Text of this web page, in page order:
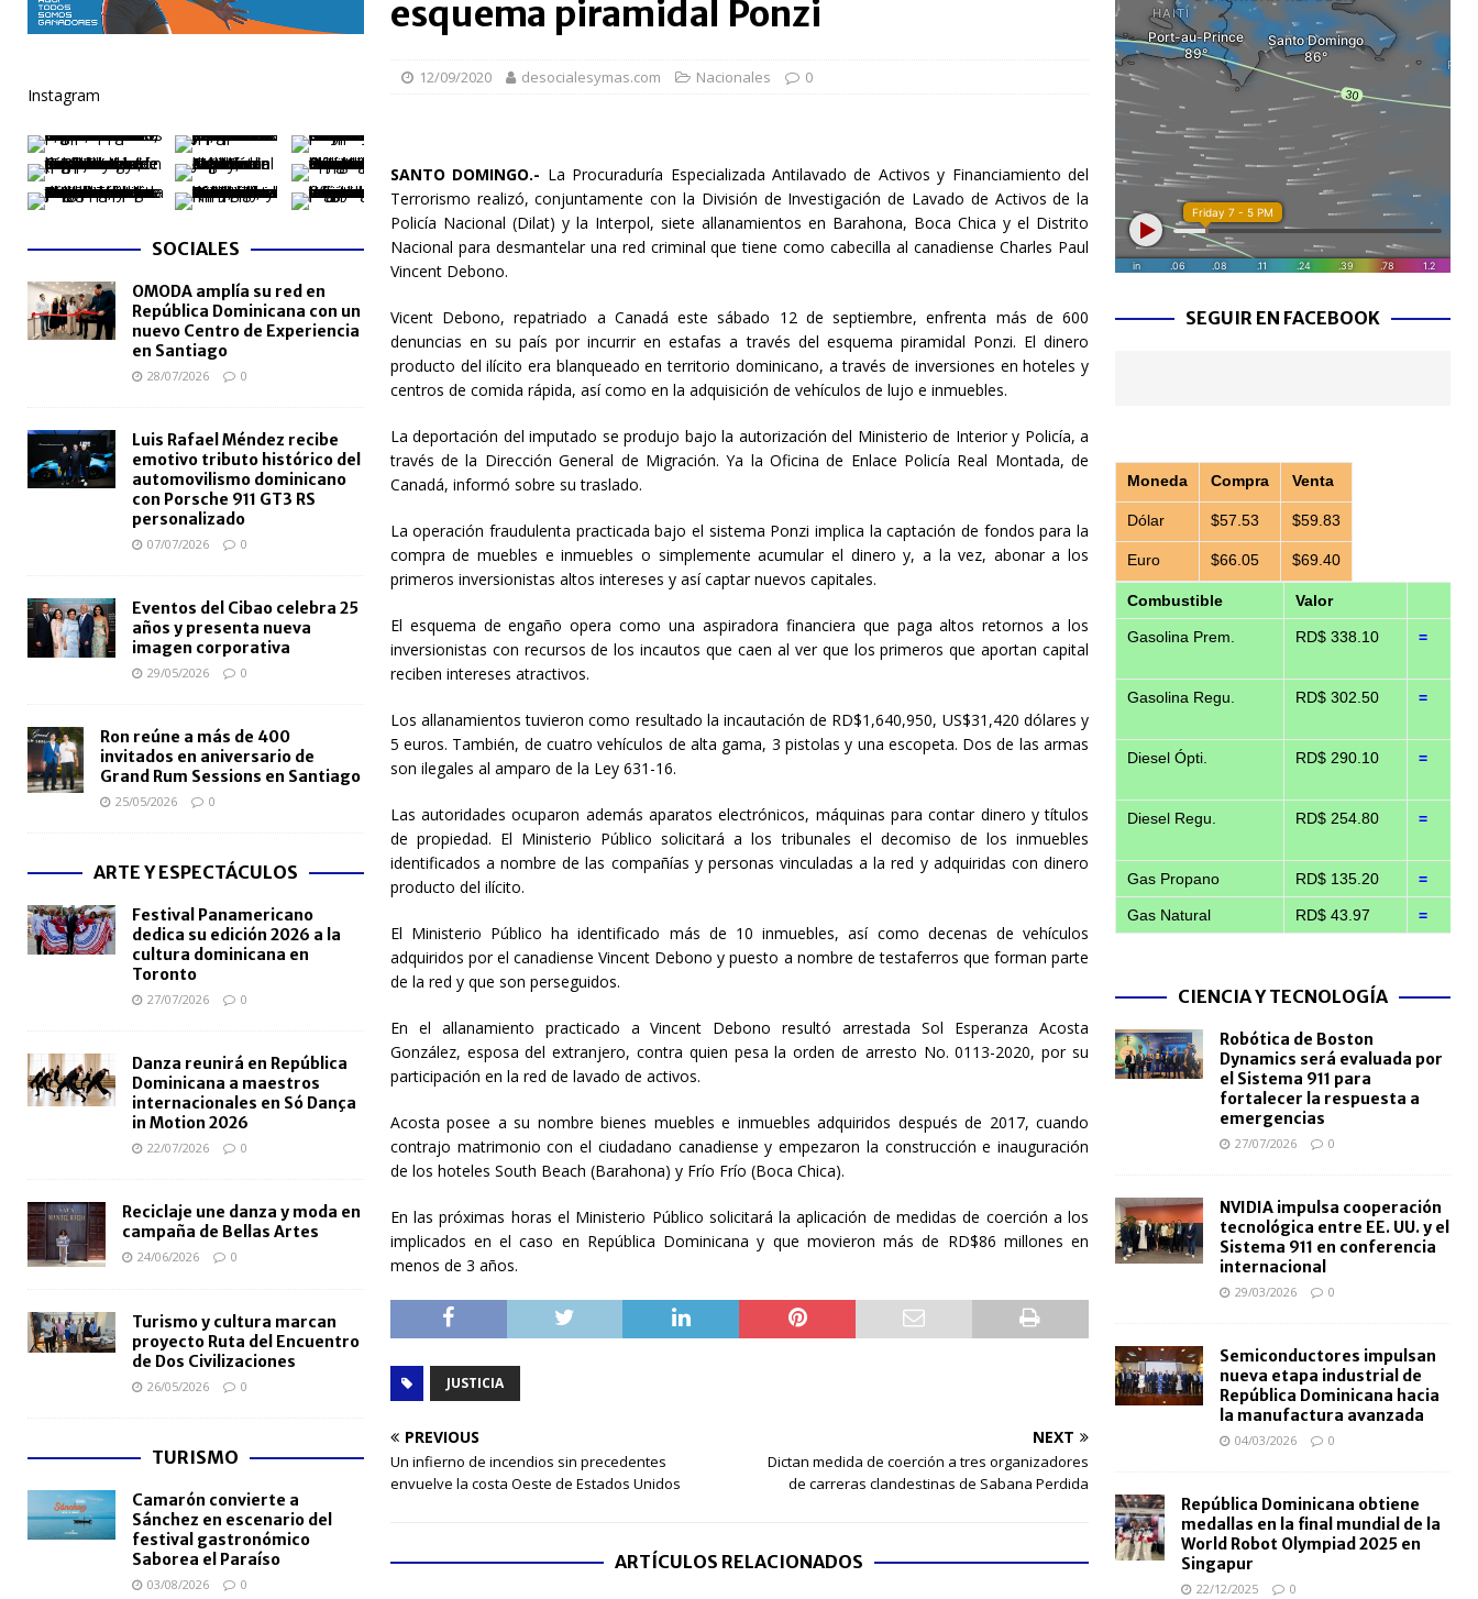
[ 06/08/2026 ]
Becas internacionales benefician a 1,500 jóvenes dominicanos para estudiar maestrías y doctorados en el
nacional
NACIONALES
[ 05/08/2026 ]
Lactancia materna fortalece la salud del bebé y la madre, destaca Hospiten Santo Domingo
SALUD
[ 05/08/2026 ]
TRAE incorpora 29 autobuses para ampliar el transporte escolar antes del inicio del año lectivo 2026-2027
NACIONALES
[ 05/08/2026 ] Santo Domingo celebra 528 años con balance de obras urbanas y nuevos proyectos para la capital
NACIONALES
esquema piramidal Ponzi
12/09/2020 desocialesymas.com Nacionales 0
SANTO DOMINGO.- La Procuraduría Especializada Antilavado de Activos y Financiamiento del
Terrorismo realizó, conjuntamente con la División de Investigación de Lavado de Activos de la
Policía Nacional (Dilat) y la Interpol, siete allanamientos en Barahona, Boca Chica y el Distrito
Nacional para desmantelar una red criminal que tiene como cabecilla al canadiense Charles Paul
Vincent Debono.
Vicent Debono, repatriado a Canadá este sábado 12 de septiembre, enfrenta más de 600
denuncias en su país por incurrir en estafas a través del esquema piramidal Ponzi. El dinero
producto del ilícito era blanqueado en territorio dominicano, a través de inversiones en hoteles y
centros de comida rápida, así como en la adquisición de vehículos de lujo e inmuebles.
La deportación del imputado se produjo bajo la autorización del Ministerio de Interior y Policía, a
través de la Dirección General de Migración. Ya la Oficina de Enlace Policía Real Montada, de
Canadá, informó sobre su traslado.
La operación fraudulenta practicada bajo el sistema Ponzi implica la captación de fondos para la
compra de muebles e inmuebles o simplemente acumular el dinero y, a la vez, abonar a los
primeros inversionistas altos intereses y así captar nuevos capitales.
El esquema de engaño opera como una aspiradora financiera que paga altos retornos a los
inversionistas con recursos de los incautos que caen al ver que los primeros que aportan capital
reciben intereses atractivos.
Los allanamientos tuvieron como resultado la incautación de RD$1,640,950, US$31,420 dólares y
5 euros. También, de cuatro vehículos de alta gama, 3 pistolas y una escopeta. Dos de las armas
son ilegales al amparo de la Ley 631-16.
Las autoridades ocuparon además aparatos electrónicos, máquinas para contar dinero y títulos
de propiedad. El Ministerio Público solicitará a los tribunales el decomiso de los inmuebles
identificados a nombre de las compañías y personas vinculadas a la red y adquiridas con dinero
producto del ilícito.
El Ministerio Público ha identificado más de 10 inmuebles, así como decenas de vehículos
adquiridos por el canadiense Vincent Debono y puesto a nombre de testaferros que forman parte
de la red y que son perseguidos.
En el allanamiento practicado a Vincent Debono resultó arrestada Sol Esperanza Acosta
González, esposa del extranjero, contra quien pesa la orden de arresto No. 0113-2020, por su
participación en la red de lavado de activos.
Acosta posee a su nombre bienes muebles e inmuebles adquiridos después de 2017, cuando
contrajo matrimonio con el ciudadano canadiense y empezaron la construcción e inauguración
de los hoteles South Beach (Barahona) y Frío Frío (Boca Chica).
En las próximas horas el Ministerio Público solicitará la aplicación de medidas de coerción a los
implicados en el caso en República Dominicana y que movieron más de RD$86 millones en
menos de 3 años.
JUSTICIA
PREVIOUS
Un infierno de incendios sin precedentes
envuelve la costa Oeste de Estados Unidos
NEXT
Dictan medida de coerción a tres organizadores
de carreras clandestinas de Sabana Perdida
ARTÍCULOS RELACIONADOS
Instagram
SOCIALES
OMODA amplía su red en
República Dominicana con un
nuevo Centro de Experiencia
en Santiago
28/07/2026 0
Luis Rafael Méndez recibe
emotivo tributo histórico del
automovilismo dominicano
con Porsche 911 GT3 RS
personalizado
07/07/2026 0
Eventos del Cibao celebra 25
años y presenta nueva
imagen corporativa
29/05/2026 0
Ron reúne a más de 400
invitados en aniversario de
Grand Rum Sessions en Santiago
25/05/2026 0
ARTE Y ESPECTÁCULOS
Festival Panamericano
dedica su edición 2026 a la
cultura dominicana en
Toronto
27/07/2026 0
Danza reunirá en República
Dominicana a maestros
internacionales en Só Dança
in Motion 2026
22/07/2026 0
Reciclaje une danza y moda en
campaña de Bellas Artes
24/06/2026 0
Turismo y cultura marcan
proyecto Ruta del Encuentro
de Dos Civilizaciones
26/05/2026 0
TURISMO
Camarón convierte a
Sánchez en escenario del
festival gastronómico
Saborea el Paraíso
03/08/2026 0
SEGUIR EN FACEBOOK
Moneda Compra Venta
Dólar $57.53 $59.83
Euro $66.05 $69.40
Combustible Valor
Gasolina Prem. RD$ 338.10 =
Gasolina Regu. RD$ 302.50 =
Diesel Ópti. RD$ 290.10 =
Diesel Regu. RD$ 254.80 =
Gas Propano RD$ 135.20 =
Gas Natural RD$ 43.97 =
CIENCIA Y TECNOLOGÍA
Robótica de Boston
Dynamics será evaluada por
el Sistema 911 para
fortalecer la respuesta a
emergencias
27/07/2026 0
NVIDIA impulsa cooperación
tecnológica entre EE. UU. y el
Sistema 911 en conferencia
internacional
29/03/2026 0
Semiconductores impulsan
nueva etapa industrial de
República Dominicana hacia
la manufactura avanzada
04/03/2026 0
República Dominicana obtiene
medallas en la final mundial de la
World Robot Olympiad 2025 en
Singapur
22/12/2025 0